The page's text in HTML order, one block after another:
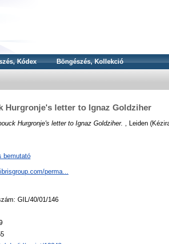
Kódex Böngészés, Kollekció
Hurgronje's letter to Ignaz Goldziher
Hurgronje's letter to Ignaz Goldziher. , Leiden
bemutató
perma...
GIL/40/01/146